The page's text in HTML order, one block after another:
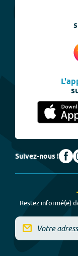
Suivez-nous !
Restez informé(e)